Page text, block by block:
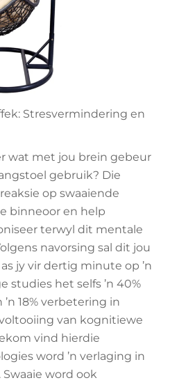
Stresvermindering en
wat met jou brein gebeur
gebruik? Die
op swaaiende
binneoor en help
terwyl dit mentale
navorsing sal dit jou
jy vir dertig minute op ’n
studies het selfs ’n 40%
18% verbetering in
van kognitiewe
vind hierdie
word ’n verlaging in
word ook